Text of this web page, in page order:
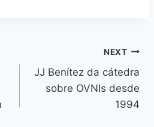
NEXT
JJ Benítez da cátedra
sobre OVNIs desde
1994